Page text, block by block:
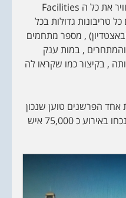
והיקפו חייבים לראות בצילומי אוויר את כל ה Facilities
טריבונות גדולות בכל
, מספר מתחמים
, במות ענק
, בקיצור כמו שקראו לה
הפרשנים טוען שנכון
לאותו רגע במהלך מקצי הגמר נכחו באירוע כ 75,000 איש